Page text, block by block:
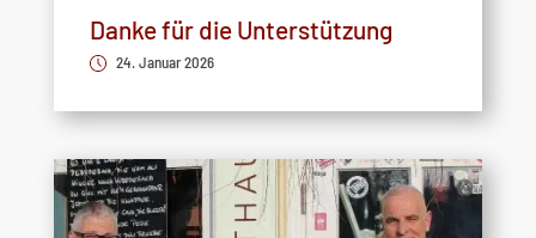
Danke für die Unterstützung
24. Januar 2026